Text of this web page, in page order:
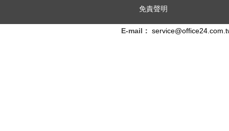
免責聲明
E-mail：